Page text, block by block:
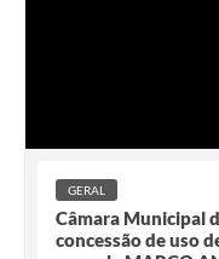
GERAL
Câmara Municipal
concessão de uso